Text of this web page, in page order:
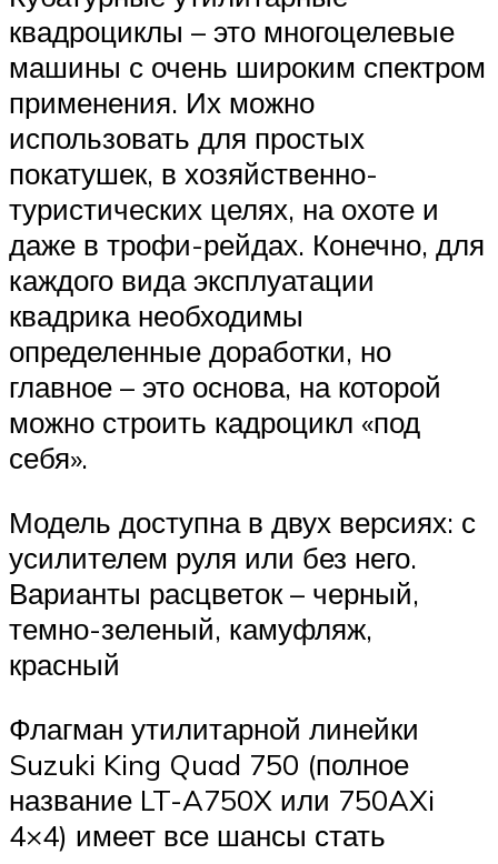
квадроциклы – это многоцелевые
машины с очень широким спектром
применения. Их можно
использовать для простых
покатушек, в хозяйственно-
туристических целях, на охоте и
даже в трофи-рейдах. Конечно, для
каждого вида эксплуатации
квадрика необходимы
определенные доработки, но
главное – это основа, на которой
можно строить кадроцикл «под
себя».
Модель доступна в двух версиях: с
усилителем руля или без него.
Варианты расцветок – черный,
темно-зеленый, камуфляж,
красный
Флагман утилитарной линейки
Suzuki King Quad 750 (полное
название LT-A750X или 750AXi
4×4) имеет все шансы стать